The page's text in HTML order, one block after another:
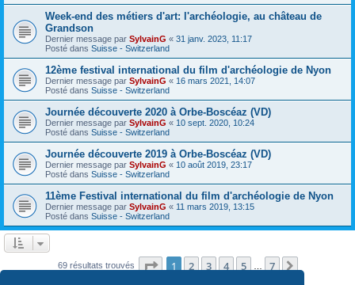
Week-end des métiers d'art: l'archéologie, au château de
Grandson
Dernier message par SylvainG « 31 janv. 2023, 11:17
Posté dans Suisse - Switzerland
12ème festival international du film d'archéologie de Nyon
Dernier message par SylvainG « 16 mars 2021, 14:07
Posté dans Suisse - Switzerland
Journée découverte 2020 à Orbe-Boscéaz (VD)
Dernier message par SylvainG « 10 sept. 2020, 10:24
Posté dans Suisse - Switzerland
Journée découverte 2019 à Orbe-Boscéaz (VD)
Dernier message par SylvainG « 10 août 2019, 23:17
Posté dans Suisse - Switzerland
11ème Festival international du film d'archéologie de Nyon
Dernier message par SylvainG « 11 mars 2019, 13:15
Posté dans Suisse - Switzerland
69 résultats trouvés Page 1sur7
1 2 3 4 5 7